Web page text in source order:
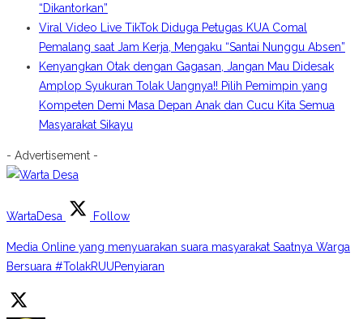
“Dikantorkan”
Viral Video Live TikTok Diduga Petugas KUA Comal
Pemalang saat Jam Kerja, Mengaku “Santai Nunggu Absen”
Kenyangkan Otak dengan Gagasan, Jangan Mau Didesak
Amplop Syukuran Tolak Uangnya!! Pilih Pemimpin yang
Kompeten Demi Masa Depan Anak dan Cucu Kita Semua
Masyarakat Sikayu
- Advertisement -
WartaDesa Follow
Media Online yang menyuarakan suara masyarakat Saatnya Warga
Bersuara #TolakRUUPenyiaran